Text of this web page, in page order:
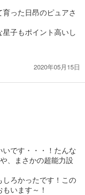
った日昂のピュアさ
子もポイント高いし
2020年05月15日
です・・・！たんな
、まさかの超能力設
ろかったです！この
います～！